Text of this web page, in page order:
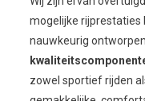
mogelijke rijprestaties
nauwkeurig
zowel sportief rijden